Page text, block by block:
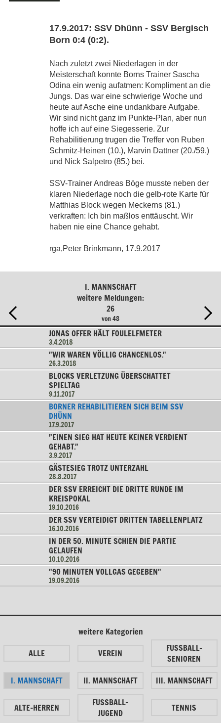
17.9.2017: SSV Dhünn - SSV Bergisch
Born 0:4 (0:2).
Nach zuletzt zwei Niederlagen in der
Meisterschaft konnte Borns Trainer Sascha
Odina ein wenig aufatmen: Kompliment an die
Jungs. Das war eine schwierige Woche und
heute auf Asche eine undankbare Aufgabe.
Wir sind nicht ganz im Punkte-Plan, aber nun
hoffe ich auf eine Siegesserie. Zur
Rehabilitierung trugen die Treffer von Ruben
Schmitz-Heinen (10.), Marvin Dattner (20./59.)
und Nick Salpetro (85.) bei.
SSV-Trainer Andreas Böge musste neben der
klaren Niederlage noch die gelb-rote Karte für
Matthias Block wegen Meckerns (81.)
verkraften: Ich bin maßlos enttäuscht. Wir
haben nie eine Chance gehabt.
rga,Peter Brinkmann, 17.9.2017
I. MANNSCHAFT
weitere Meldungen:
26
von 48
JONAS OFFER HÄLT FOULELFMETER
3.4.2018
"WIR WAREN VÖLLIG CHANCENLOS."
26.3.2018
BLOCKS VERLETZUNG ÜBERSCHATTET
SPIELTAG
9.11.2017
BORNER REHABILITIEREN SICH BEIM SSV
DHÜNN
17.9.2017
"EINEN SIEG HAT HEUTE KEINER VERDIENT
GEHABT."
3.9.2017
GÄSTESIEG TROTZ UNTERZAHL
28.8.2017
DER SSV ERREICHT DIE DRITTE RUNDE IM
KREISPOKAL
19.10.2016
DER SSV VERTEIDIGT DRITTEN TABELLENPLATZ
16.10.2016
IN DER 50. MINUTE SCHIEN DIE PARTIE
GELAUFEN
10.10.2016
"90 MINUTEN VOLLGAS GEGEBEN"
19.09.2016
weitere Kategorien
ALLE
VEREIN
FUSSBALL-
SENIOREN
I. MANNSCHAFT
II. MANNSCHAFT III. MANNSCHAFT
ALTE-HERREN
FUSSBALL-
JUGEND
TENNIS